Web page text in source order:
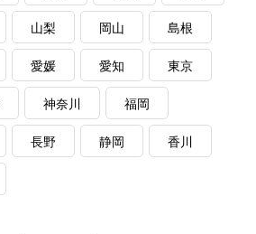
山梨 岡山 島根
愛媛 愛知 東京
神奈川 福岡
長野 静岡 香川